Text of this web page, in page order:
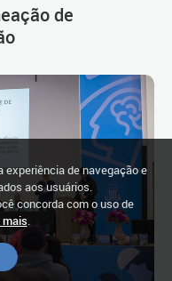
de
de navegação e
aos usuários.
concorda com o uso de
mais.